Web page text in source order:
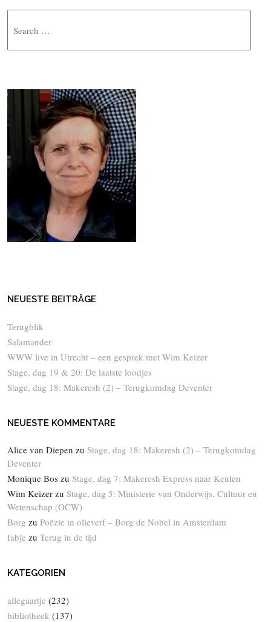
NEUESTE BEITRÄGE
Terugblik
Salamander
WWW live in Utrecht – een gesprek met Wim Keizer
Stage, dag 19 & 20: De laatste loodjes
Stage, dag 18: Makeresh (2) – Terugkomdag Deventer
NEUESTE KOMMENTARE
Alice van Diepen zu Stage, dag 18: Makeresh (2) – Terugkomdag
Deventer
Monique Bos zu Stage, dag 7: Makeresh Express naar Keulen
Wim Keizer zu Stage, dag 5: Ministerie van Onderwijs, Cultuur en
Wetenschap (OCW)
Borg zu Poëzie in olieverf – Borg de Nobel in Amsterdam
fabje zu Terug in de tijd
KATEGORIEN
allegaartje (232)
bibliotheek (137)